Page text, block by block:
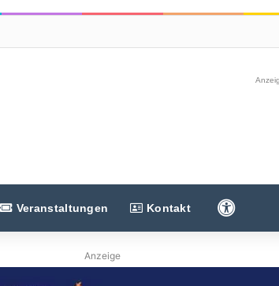
Veranstaltungen Kontakt
Anzeige